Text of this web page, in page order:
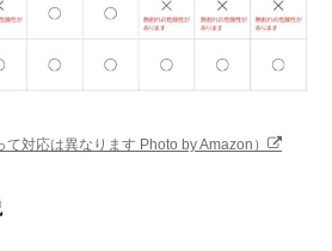
対応は異なります Photo by Amazon）